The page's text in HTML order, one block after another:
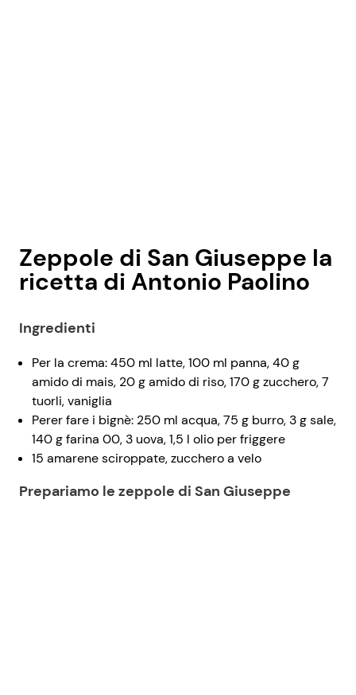
Zeppole di San Giuseppe la
ricetta di Antonio Paolino
Ingredienti
Per la crema: 450 ml latte, 100 ml panna, 40 g
amido di mais, 20 g amido di riso, 170 g zucchero, 7
tuorli, vaniglia
Perer fare i bignè: 250 ml acqua, 75 g burro, 3 g sale,
140 g farina 00, 3 uova, 1,5 l olio per friggere
15 amarene sciroppate, zucchero a velo
Prepariamo le zeppole di San Giuseppe